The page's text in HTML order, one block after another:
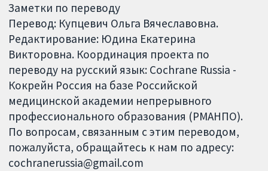
Заметки по переводу
Перевод: Купцевич Ольга Вячеславовна.
Редактирование: Юдина Екатерина
Викторовна. Координация проекта по
переводу на русский язык: Cochrane Russia -
Кокрейн Россия на базе Российской
медицинской академии непрерывного
профессионального образования (РМАНПО).
По вопросам, связанным с этим переводом,
пожалуйста, обращайтесь к нам по адресу:
cochranerussia@gmail.com